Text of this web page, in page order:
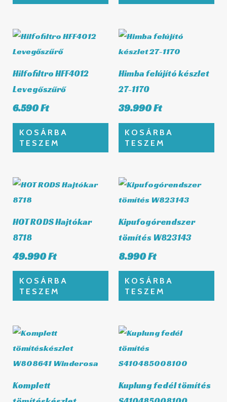
Hilfofiltro HFF4012
Levegőszűrő
6.590Ft
KOSÁRBA
TESZEM
Himba felújító készlet
27-1170
39.990Ft
KOSÁRBA
TESZEM
HOT RODS Hajtókar
8718
49.990Ft
KOSÁRBA
TESZEM
Kipufogórendszer
tömítés W823143
8.990Ft
KOSÁRBA
TESZEM
Komplett
Kuplung fedél tömítés